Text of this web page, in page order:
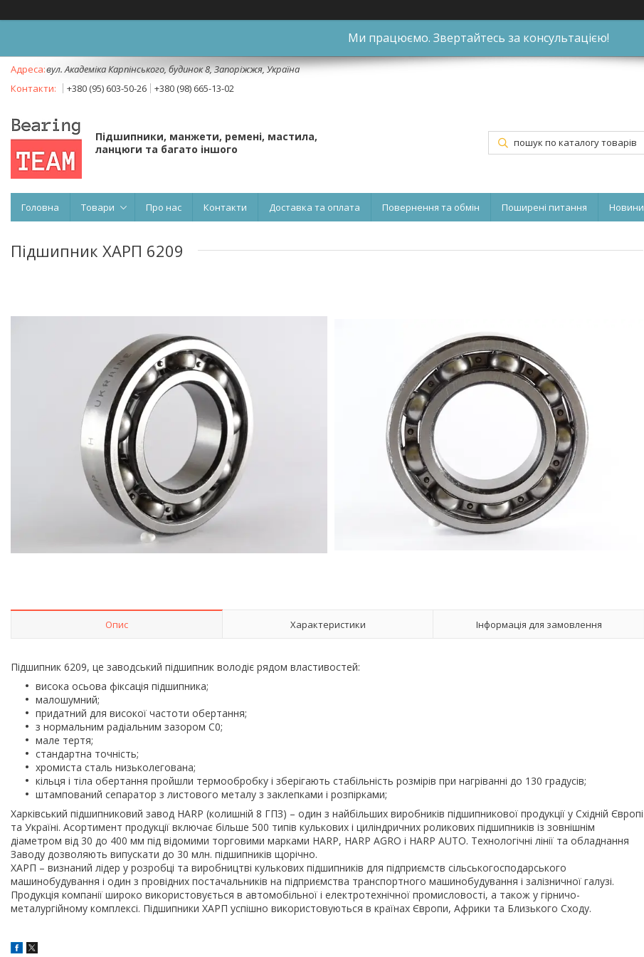
Ми працюємо. Звертайтесь за консультацією!
вул. Академіка Карпінського, будинок 8, Запоріжжя, Україна
+380 (95) 603-50-26
+380 (98) 665-13-02
Підшипники, манжети, ремені, мастила,
ланцюги та багато іншого
Головна Товари Про нас Контакти Доставка та оплата Повернення та обмін Поширені питання Новини
Підшипник ХАРП 6209
Опис Характеристики Інформація для замовлення
Підшипник 6209, це заводський підшипник володіє рядом властивостей:
висока осьова фіксація підшипника;
малошумний;
придатний для високої частоти обертання;
з нормальним радіальним зазором С0;
мале тертя;
стандартна точність;
хромиста сталь низьколегована;
кільця і тіла обертання пройшли термообробку і зберігають стабільність розмірів при нагріванні до 130 градусів;
штампований сепаратор з листового металу з заклепками і розпірками;
Харківський підшипниковий завод HARP (колишній 8 ГПЗ) – один з найбільших виробників підшипникової продукції у Східній Європі
та Україні. Асортимент продукції включає більше 500 типів кулькових і циліндричних роликових підшипників із зовнішнім
діаметром від 30 до 400 мм під відомими торговими марками HARP, HARP AGRO і HARP AUTO. Технологічні лінії та обладнання
Заводу дозволяють випускати до 30 млн. підшипників щорічно.
ХАРП – визнаний лідер у розробці та виробництві кулькових підшипників для підприємств сільськогосподарського
машинобудування і один з провідних постачальників на підприємства транспортного машинобудування і залізничної галузі.
Продукція компанії широко використовується в автомобільної і електротехнічної промисловості, а також у гірничо-
металургійному комплексі. Підшипники ХАРП успішно використовуються в країнах Європи, Африки та Близького Сходу.